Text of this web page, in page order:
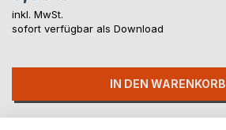
inkl. MwSt.
sofort verfügbar als Download
IN DEN WARENKORB